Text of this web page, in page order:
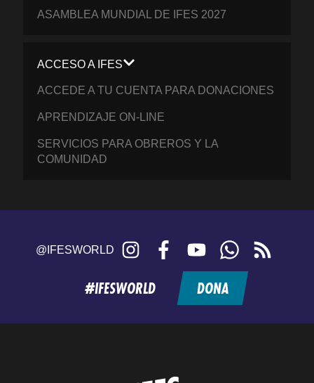
ASAMBLEA MUNDIAL DE IFES 2027
ACCESO A IFES
ACCEDE A TU CUENTA PARA DONACIONES
APRENDIZAJE ON-LINE
SERVICIOS PARA OBREROS Y LA
COMUNIDAD
@IFESWORLD Instagram FacebookYouTubeWhatsApp
feed
#IFESWORLD DONA